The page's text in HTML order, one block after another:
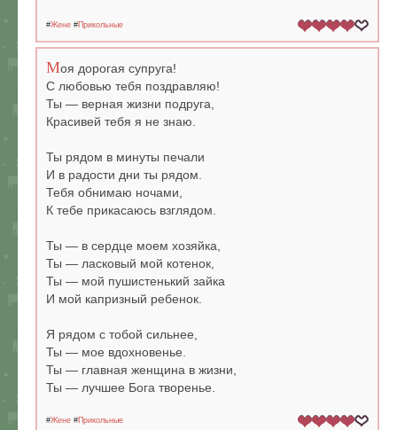
#Жене #Прикольные
Моя дорогая супруга!
С любовью тебя поздравляю!
Ты — верная жизни подруга,
Красивей тебя я не знаю.
Ты рядом в минуты печали
И в радости дни ты рядом.
Тебя обнимаю ночами,
К тебе прикасаюсь взглядом.
Ты — в сердце моем хозяйка,
Ты — ласковый мой котенок,
Ты — мой пушистенький зайка
И мой капризный ребенок.
Я рядом с тобой сильнее,
Ты — мое вдохновенье.
Ты — главная женщина в жизни,
Ты — лучшее Бога творенье.
#Жене #Прикольные